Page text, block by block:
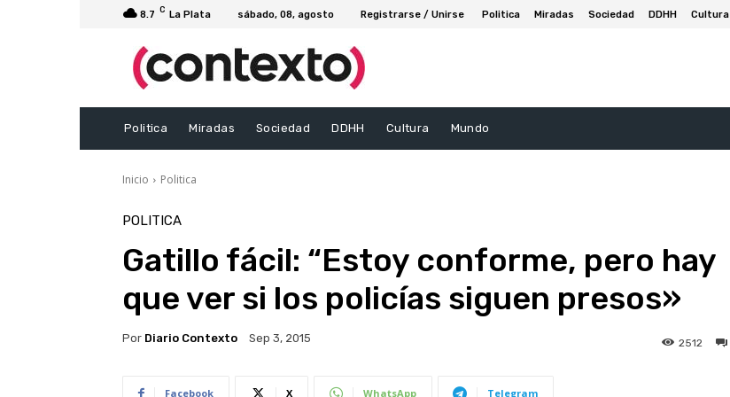
8.7 C La Plata sábado, 08, agosto Registrarse / Unirse Politica Miradas Sociedad DDHH Cultura
Politica Miradas Sociedad DDHH Cultura Mundo
Inicio Politica
POLITICA
Gatillo fácil: “Estoy conforme, pero hay
que ver si los policías siguen presos»
Por Diario Contexto Sep 3, 2015 2512
Facebook X WhatsApp Telegram